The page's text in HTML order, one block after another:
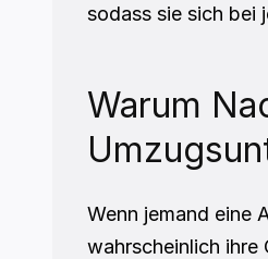
sodass sie sich bei
Warum
Wenn jemand eine
wahrscheinlich ihre